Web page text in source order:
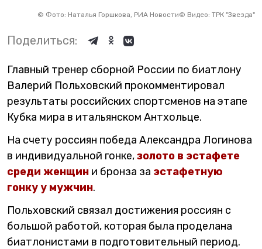
© Фото: Наталья Горшкова, РИА Новости© Видео: ТРК "Звезда"
Поделиться:
Главный тренер сборной России по биатлону
Валерий Польховский прокомментировал
результаты российских спортсменов на этапе
Кубка мира в итальянском Антхольце.
На счету россиян победа Александра Логинова
в индивидуальной гонке,золото в эстафете
среди женщин и бронза за эстафетную
гонку у мужчин.
Польховский связал достижения россиян с
большой работой, которая была проделана
биатлонистами в подготовительный период.